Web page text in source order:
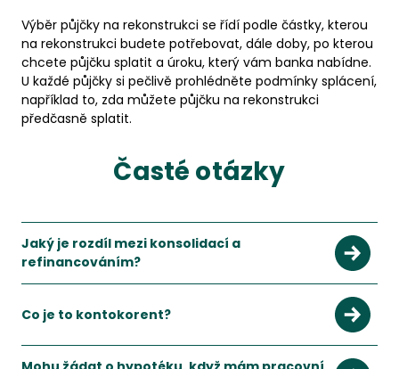
Výběr půjčky na rekonstrukci se řídí podle částky, kterou
na rekonstrukci budete potřebovat, dále doby, po kterou
chcete půjčku splatit a úroku, který vám banka nabídne.
U každé půjčky si pečlivě prohlédněte podmínky splácení,
například to, zda můžete půjčku na rekonstrukci
předčasně splatit.
Časté otázky
Jaký je rozdíl mezi konsolidací a
refinancováním?
Konsolidace je sloučení více půjček, refinancovat můžete i
Co je to kontokorent?